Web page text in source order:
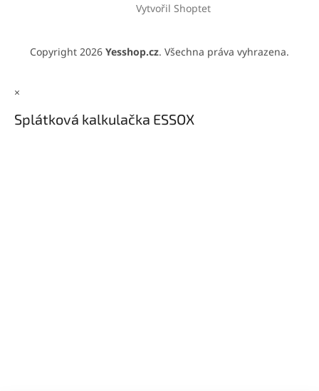
Vytvořil Shoptet
Copyright 2026 Yesshop.cz. Všechna práva vyhrazena.
×
Splátková kalkulačka ESSOX